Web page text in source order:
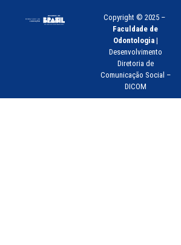
Copyright © 2025 –
Faculdade de
Odontologia|
Desenvolvimento
Diretoria de
Comunicação Social –
DICOM